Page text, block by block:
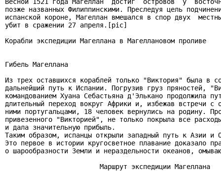
позже названных Филиппинскими. Преследуя цель
испанской короне, Магеллан вмешался в спор двух
убит в сражении 27 апреля.[pic]
Корабли экспедиции Магеллана в Магеллановом проливе
Гибель
Из трех оставшихся кораблей только "Виктория" была в
дальнейший путь к Испании. Погрузив груз
командованием Хуана Себастьяна д'Элькано
длительный переход вокруг Африки и, избежав
ними португальцами, 18 человек вернулись на
привезенного "Викторией", не только покрыла все
и дала значительную
Таким образом, испанцы открыли западный путь к Азии и
Это первое в истории кругосветное плавание доказало
о шарообразности Земли и нераздельности
                        Маршрут экспедиции Магеллана